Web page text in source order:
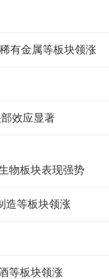
有金属等板块领涨
效应显著
物板块表现强势
造等板块领涨
等板块领涨